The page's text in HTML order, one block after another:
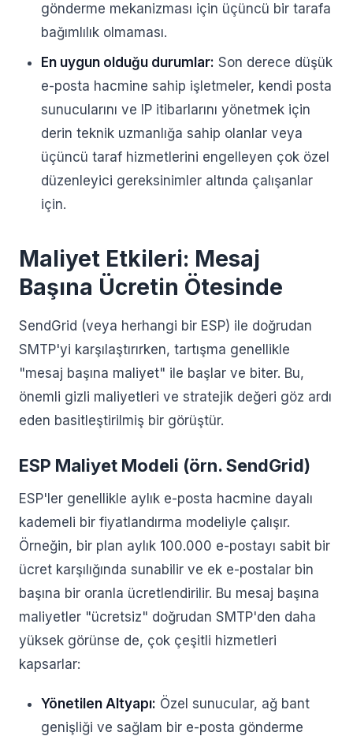
gönderme mekanizması için üçüncü bir tarafa
bağımlılık olmaması.
En uygun olduğu durumlar: Son derece düşük
e-posta hacmine sahip işletmeler, kendi posta
sunucularını ve IP itibarlarını yönetmek için
derin teknik uzmanlığa sahip olanlar veya
üçüncü taraf hizmetlerini engelleyen çok özel
düzenleyici gereksinimler altında çalışanlar
için.
Maliyet Etkileri: Mesaj
Başına Ücretin Ötesinde
SendGrid (veya herhangi bir ESP) ile doğrudan
SMTP'yi karşılaştırırken, tartışma genellikle
"mesaj başına maliyet" ile başlar ve biter. Bu,
önemli gizli maliyetleri ve stratejik değeri göz ardı
eden basitleştirilmiş bir görüştür.
ESP Maliyet Modeli (örn. SendGrid)
ESP'ler genellikle aylık e-posta hacmine dayalı
kademeli bir fiyatlandırma modeliyle çalışır.
Örneğin, bir plan aylık 100.000 e-postayı sabit bir
ücret karşılığında sunabilir ve ek e-postalar bin
başına bir oranla ücretlendirilir. Bu mesaj başına
maliyetler "ücretsiz" doğrudan SMTP'den daha
yüksek görünse de, çok çeşitli hizmetleri
kapsarlar:
Yönetilen Altyapı: Özel sunucular, ağ bant
genişliği ve sağlam bir e-posta gönderme